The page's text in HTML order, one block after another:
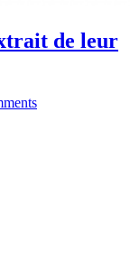
de leur